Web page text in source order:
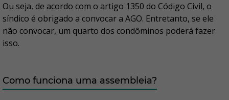
Ou seja, de acordo com o artigo 1350 do Código Civil, o
síndico é obrigado a convocar a AGO. Entretanto, se ele
não convocar, um quarto dos condôminos poderá fazer
isso.
Como funciona uma assembleia?